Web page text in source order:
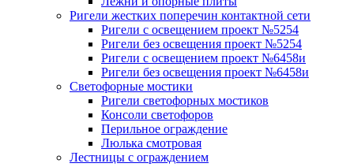
Ригели жестких поперечин контактной сети
Ригели с освещением проект №5254
Ригели без освещения проект №5254
Ригели с освещением проект №6458и
Ригели без освещения проект №6458и
Светофорные мостики
Ригели светофорных мостиков
Консоли светофоров
Перильное ограждение
Люлька смотровая
Лестницы с ограждением